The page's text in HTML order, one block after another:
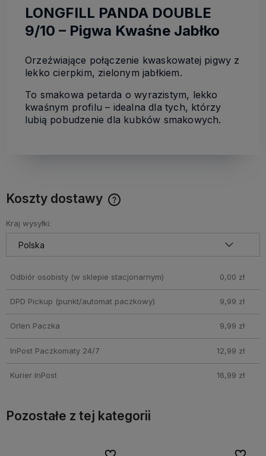
LONGFILL PANDA DOUBLE
9/10 – Pigwa Kwaśne Jabłko
Orzeźwiające połączenie kwaskowatej pigwy z
lekko cierpkim, zielonym jabłkiem.
To smakowa petarda o wyrazistym, lekko
kwaśnym profilu – idealna dla tych, którzy
lubią pobudzenie dla kubków smakowych.
Koszty dostawy
Kraj wysyłki:
Odbiór osobisty(w sklepie stacjonarnym) 0,00 zł
DPD Pickup (punkt/automat paczkowy) 9,99 zł
Orlen Paczka 9,99 zł
InPost Paczkomaty 24/7 12,99 zł
Kurier InPost 16,99 zł
Pozostałe z tej kategorii